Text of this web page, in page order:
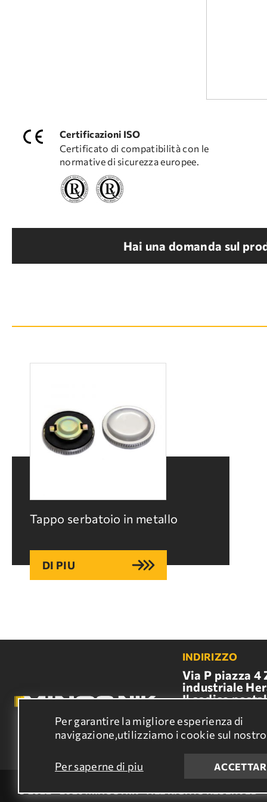
Per garantire la migliore esperienza di
navigazione,utilizziamo i cookie sul
Per saperne di piu
Certificazioni ISO
Certificato di compatibilità con le
normative di sicurezza europee.
Hai una domanda sul
Tappo serbatoio in metallo
DI PIU
INDIRIZZO
Via P piazza 4
industriale
Il codice
E-MAIL
© 2022 - 2026 MINOS NIK - ALL RIGHTS RESERVED